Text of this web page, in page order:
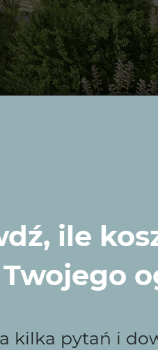
i dopasowany do
pielęgnacji.
ile
kilka pytań i